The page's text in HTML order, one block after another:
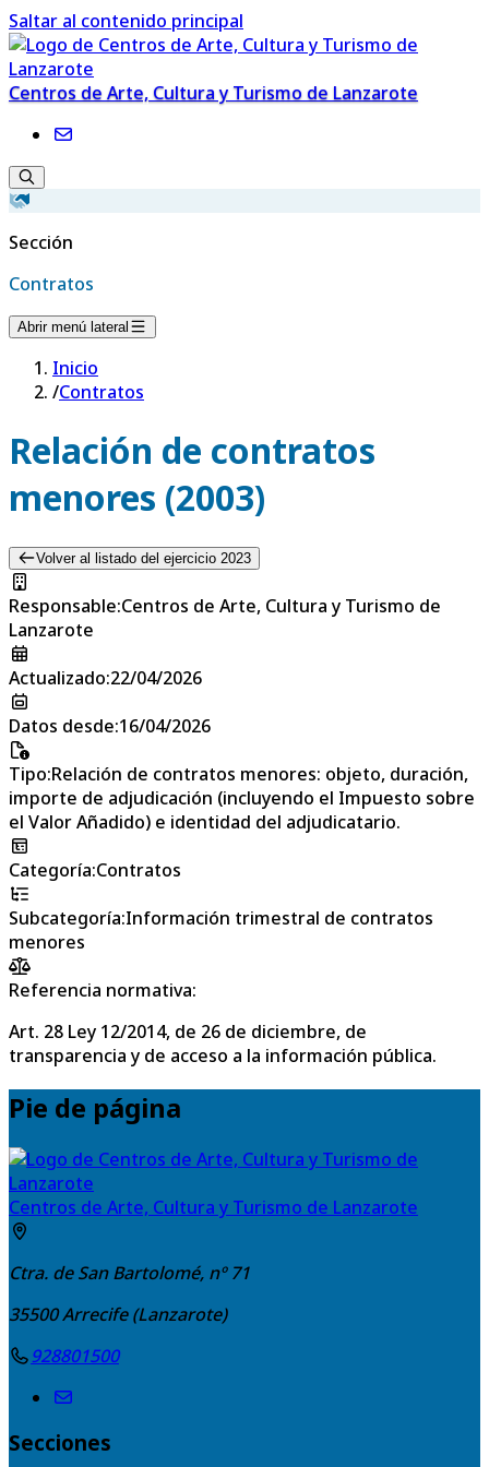
Saltar al contenido principal
Centros de Arte, Cultura y Turismo de Lanzarote
Sección
Contratos
Abrir menú lateral
Inicio
/Contratos
Relación de contratos
menores (2003)
Volver al listado del ejercicio 2023
Responsable:Centros de Arte, Cultura y Turismo de
Lanzarote
Actualizado:22/04/2026
Datos desde:16/04/2026
Tipo:Relación de contratos menores: objeto, duración,
importe de adjudicación (incluyendo el Impuesto sobre
el Valor Añadido) e identidad del adjudicatario.
Categoría:Contratos
Subcategoría:Información trimestral de contratos
menores
Referencia normativa:
Art. 28 Ley 12/2014, de 26 de diciembre, de
transparencia y de acceso a la información pública.
Pie de página
Centros de Arte, Cultura y Turismo de Lanzarote
Ctra. de San Bartolomé, nº 71
35500Arrecife (Lanzarote)
928801500
Secciones